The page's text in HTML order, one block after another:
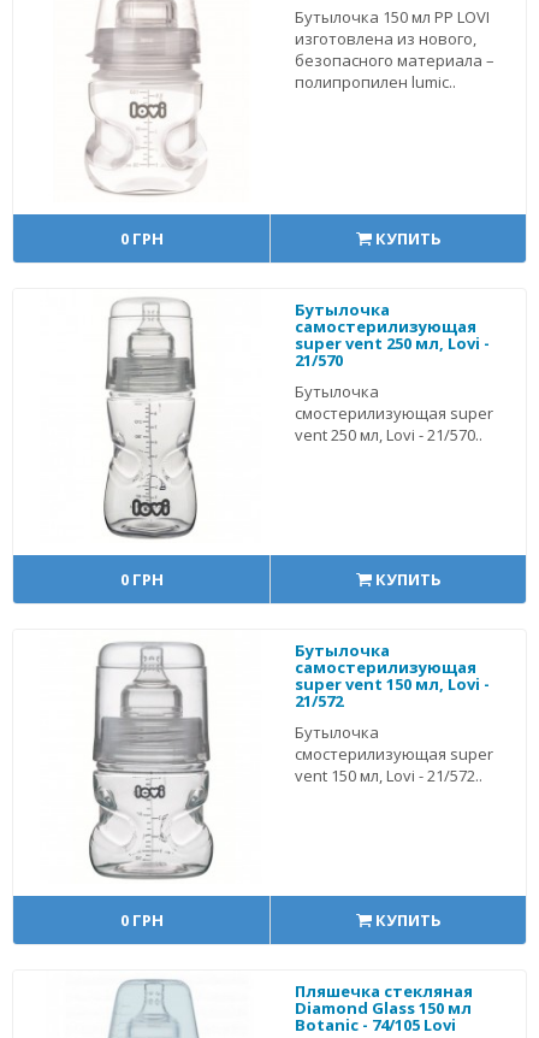
Бутылочка 150 мл PP LOVI
изготовлена из нового,
безопасного материала –
полипропилен lumic..
0 ГРН КУПИТЬ
Бутылочка
самостерилизующая
super vent 250 мл, Lovi -
21/570
Бутылочка
смостерилизующая super
vent 250 мл, Lovi - 21/570..
0 ГРН КУПИТЬ
Бутылочка
самостерилизующая
super vent 150 мл, Lovi -
21/572
Бутылочка
смостерилизующая super
vent 150 мл, Lovi - 21/572..
0 ГРН КУПИТЬ
Пляшечка стекляная
Diamond Glass 150 мл
Botanic - 74/105 Lovi